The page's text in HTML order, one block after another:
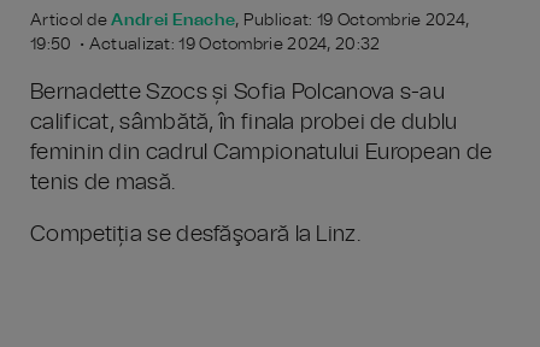
Articol deAndrei Enache, Publicat: 19 Octombrie 2024,
19:50 • Actualizat: 19 Octombrie 2024, 20:32
Bernadette Szocs și Sofia Polcanova s-au
calificat, sâmbătă, în finala probei de dublu
feminin din cadrul Campionatului European de
tenis de masă.
Competiția se desfăşoară la Linz.